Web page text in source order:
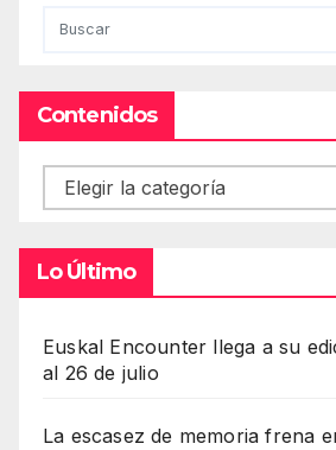
Contenidos
Contenidos
Lo Último
Euskal Encounter llega a su
al 26 de julio
La escasez de memoria frena